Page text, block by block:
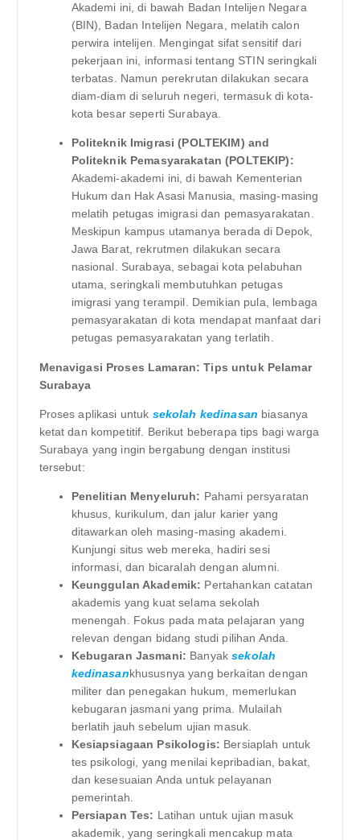
Akademi ini, di bawah Badan Intelijen Negara
(BIN), Badan Intelijen Negara, melatih calon
perwira intelijen. Mengingat sifat sensitif dari
pekerjaan ini, informasi tentang STIN seringkali
terbatas. Namun perekrutan dilakukan secara
diam-diam di seluruh negeri, termasuk di kota-
kota besar seperti Surabaya.
Politeknik Imigrasi (POLTEKIM) and
Politeknik Pemasyarakatan (POLTEKIP):
Akademi-akademi ini, di bawah Kementerian
Hukum dan Hak Asasi Manusia, masing-masing
melatih petugas imigrasi dan pemasyarakatan.
Meskipun kampus utamanya berada di Depok,
Jawa Barat, rekrutmen dilakukan secara
nasional. Surabaya, sebagai kota pelabuhan
utama, seringkali membutuhkan petugas
imigrasi yang terampil. Demikian pula, lembaga
pemasyarakatan di kota mendapat manfaat dari
petugas pemasyarakatan yang terlatih.
Menavigasi Proses Lamaran: Tips untuk Pelamar
Surabaya
Proses aplikasi untuk sekolah kedinasan biasanya
ketat dan kompetitif. Berikut beberapa tips bagi warga
Surabaya yang ingin bergabung dengan institusi
tersebut:
Penelitian Menyeluruh: Pahami persyaratan
khusus, kurikulum, dan jalur karier yang
ditawarkan oleh masing-masing akademi.
Kunjungi situs web mereka, hadiri sesi
informasi, dan bicaralah dengan alumni.
Keunggulan Akademik: Pertahankan catatan
akademis yang kuat selama sekolah
menengah. Fokus pada mata pelajaran yang
relevan dengan bidang studi pilihan Anda.
Kebugaran Jasmani: Banyaksekolah
kedinasankhususnya yang berkaitan dengan
militer dan penegakan hukum, memerlukan
kebugaran jasmani yang prima. Mulailah
berlatih jauh sebelum ujian masuk.
Kesiapsiagaan Psikologis: Bersiaplah untuk
tes psikologi, yang menilai kepribadian, bakat,
dan kesesuaian Anda untuk pelayanan
pemerintah.
Persiapan Tes: Latihan untuk ujian masuk
akademik, yang seringkali mencakup mata